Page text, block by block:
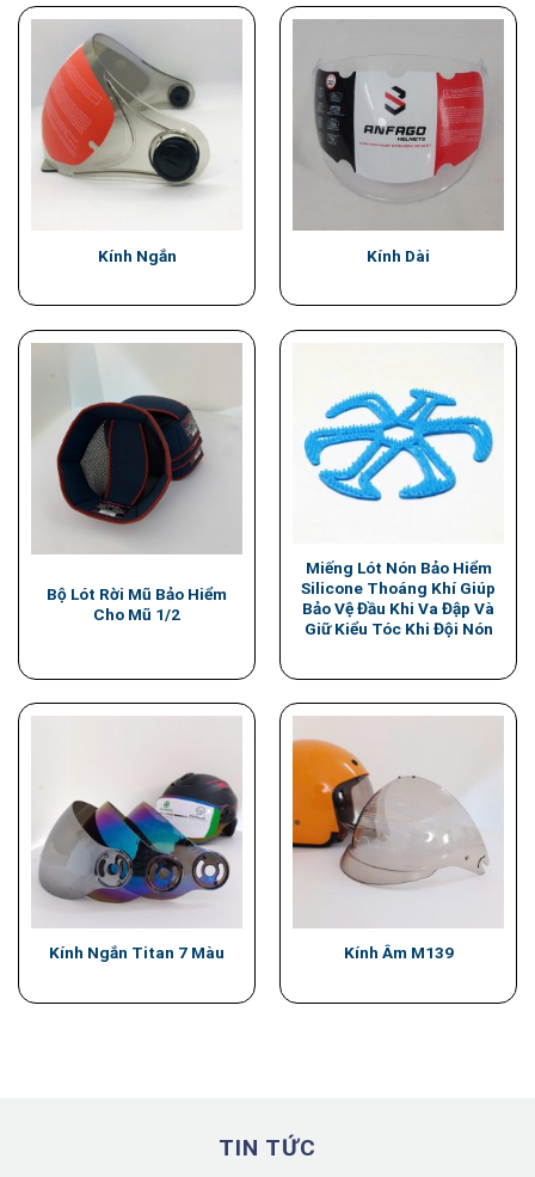
Kính Ngắn Kính Dài
Bộ Lót Rời Mũ Bảo Hiểm
Cho Mũ 1/2
Miếng Lót Nón Bảo Hiểm
Silicone Thoáng Khí Giúp
Bảo Vệ Đầu Khi Va Đập Và
Giữ Kiểu Tóc Khi Đội Nón
Kính Ngắn Titan 7 Màu Kính Âm M139
TIN TỨC